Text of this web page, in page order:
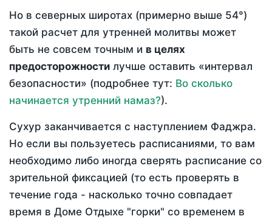
Но в северных широтах (примерно выше 54°)
такой расчет для утренней молитвы может
быть не совсем точным и в целях
предосторожности лучше оставить «интервал
безопасности» (подробнее тут: Во сколько
начинается утренний намаз?).
Сухур заканчивается с наступлением Фаджра.
Но если вы пользуетесь расписаниями, то вам
необходимо либо иногда сверять расписание со
зрительной фиксацией (то есть проверять в
течение года - насколько точно совпадает
время в Доме Отдыхе "горки" со временем в